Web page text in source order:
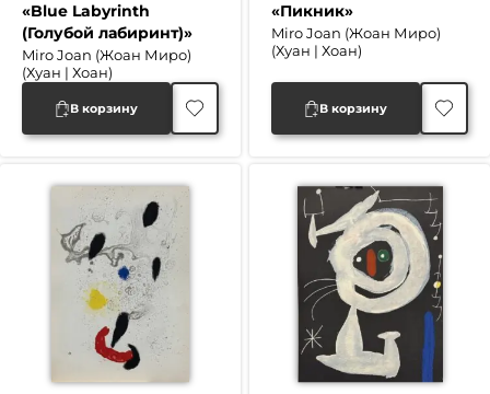
«Blue Labyrinth
(Голубой лабиринт)»
Miro Joan (Жоан Миро)
(Хуан | Хоан)
В корзину
«Пикник»
Miro Joan (Жоан Миро)
(Хуан | Хоан)
В корзину